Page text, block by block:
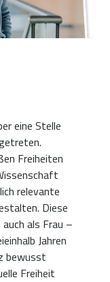
eine Stelle
Freiheiten
relevante
Diese
als Frau –
Jahren
bewusst
Freiheit